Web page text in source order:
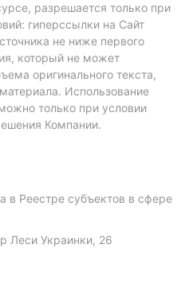
разрешается только при
гиперссылки на Сайт
не ниже первого
который не может
оригинального текста,
Использование
только при условии
Компании.
в Реестре субъектов в сфере
Леси Украинки, 26